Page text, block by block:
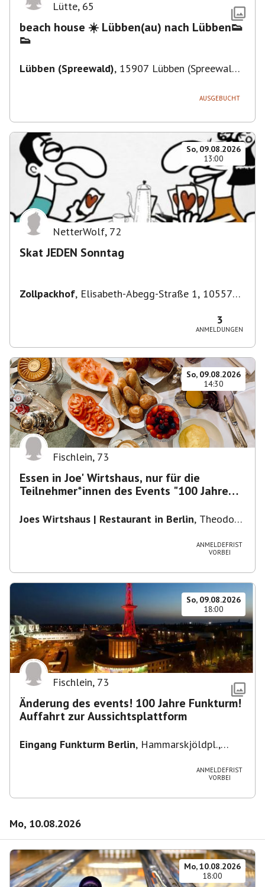
Lütte, 65
beach house ☀️ Lübben(au) nach Lübben👟
👟
Lübben (Spreewald), 15907 Lübben (Spreewald),
AUSGEBUCHT
So, 09.08.2026
13:00
NetterWolf, 72
Skat JEDEN Sonntag
Zollpackhof, Elisabeth-Abegg-Straße 1, 10557
3
ANMELDUNGEN
So, 09.08.2026
14:30
Fischlein, 73
Essen in Joe' Wirtshaus, nur für die
Teilnehmer*innen des Events "100 Jahre
Joes Wirtshaus | Restaurant in Berlin, Theodor-
ANMELDEFRIST
VORBEI
So, 09.08.2026
18:00
Fischlein, 73
Änderung des events! 100 Jahre Funkturm!
Auffahrt zur Aussichtsplattform
Eingang Funkturm Berlin, Hammarskjöldpl.,
ANMELDEFRIST
VORBEI
Mo, 10.08.2026
Mo, 10.08.2026
18:00